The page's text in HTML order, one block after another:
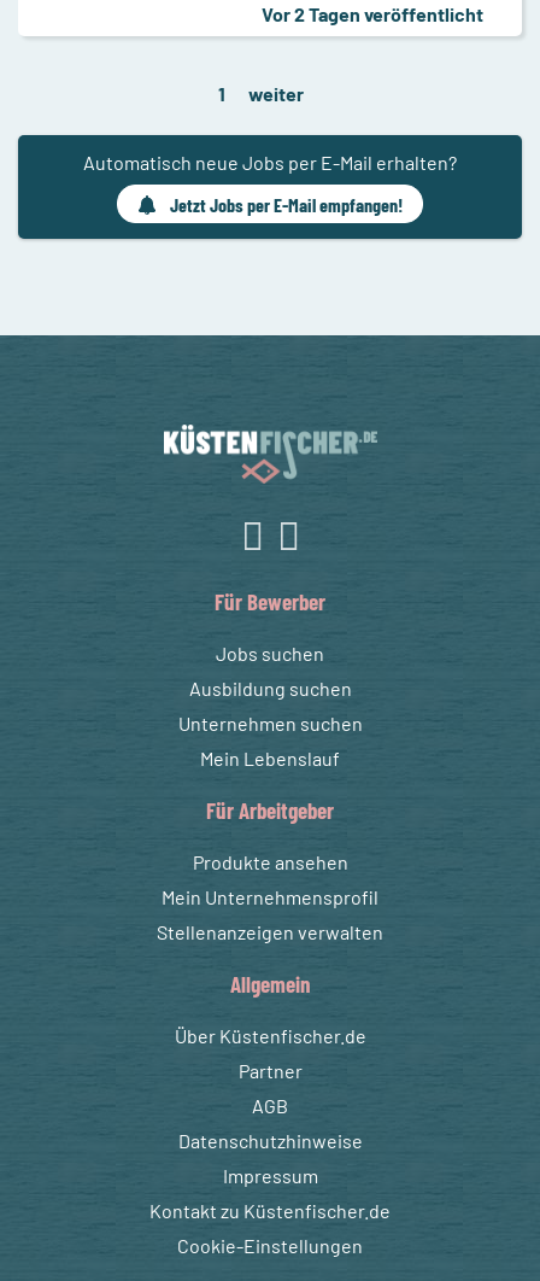
Vor 2 Tagen veröffentlicht
1 weiter
Automatisch neue Jobs per E-Mail erhalten?
Jetzt Jobs per E-Mail empfangen!
Für Bewerber
Jobs suchen
Ausbildung suchen
Unternehmen suchen
Mein Lebenslauf
Für Arbeitgeber
Produkte ansehen
Mein Unternehmensprofil
Stellenanzeigen verwalten
Allgemein
Über Küstenfischer.de
Partner
AGB
Datenschutzhinweise
Impressum
Kontakt zu Küstenfischer.de
Cookie-Einstellungen